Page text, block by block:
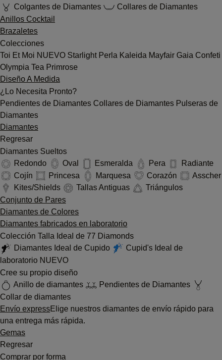
Colgantes de Diamantes
Collares de Diamantes
Anillos Cocktail
Brazaletes
Colecciones
Toi Et Moi NUEVO Starlight Perla Kaleida Mayfair Gaia Confeti
Olympia Tea Primrose
Diseño A Medida
¿Lo Necesita Pronto?
Pendientes de Diamantes Collares de Diamantes Pulseras de
Diamantes
Diamantes
Regresar
Diamantes Sueltos
Redondo
Oval Esmeralda Pera
Radiante
Cojín
Princesa Marquesa Corazón
Asscher
Kites/Shields
Tallas Antiguas
Triángulos
Conjunto de Pares
Diamantes de Colores
Diamantes fabricados en laboratorio
Colección Talla Ideal de 77 Diamonds
Diamantes Ideal de Cupido
Cupid's Ideal de
laboratorio NUEVO
Cree su propio diseño
Anillo de diamantes
Pendientes de Diamantes
Collar de diamantes
Envío expressElige nuestros diamantes de envío rápido para
una entrega más rápida.
Gemas
Regresar
Comprar por forma